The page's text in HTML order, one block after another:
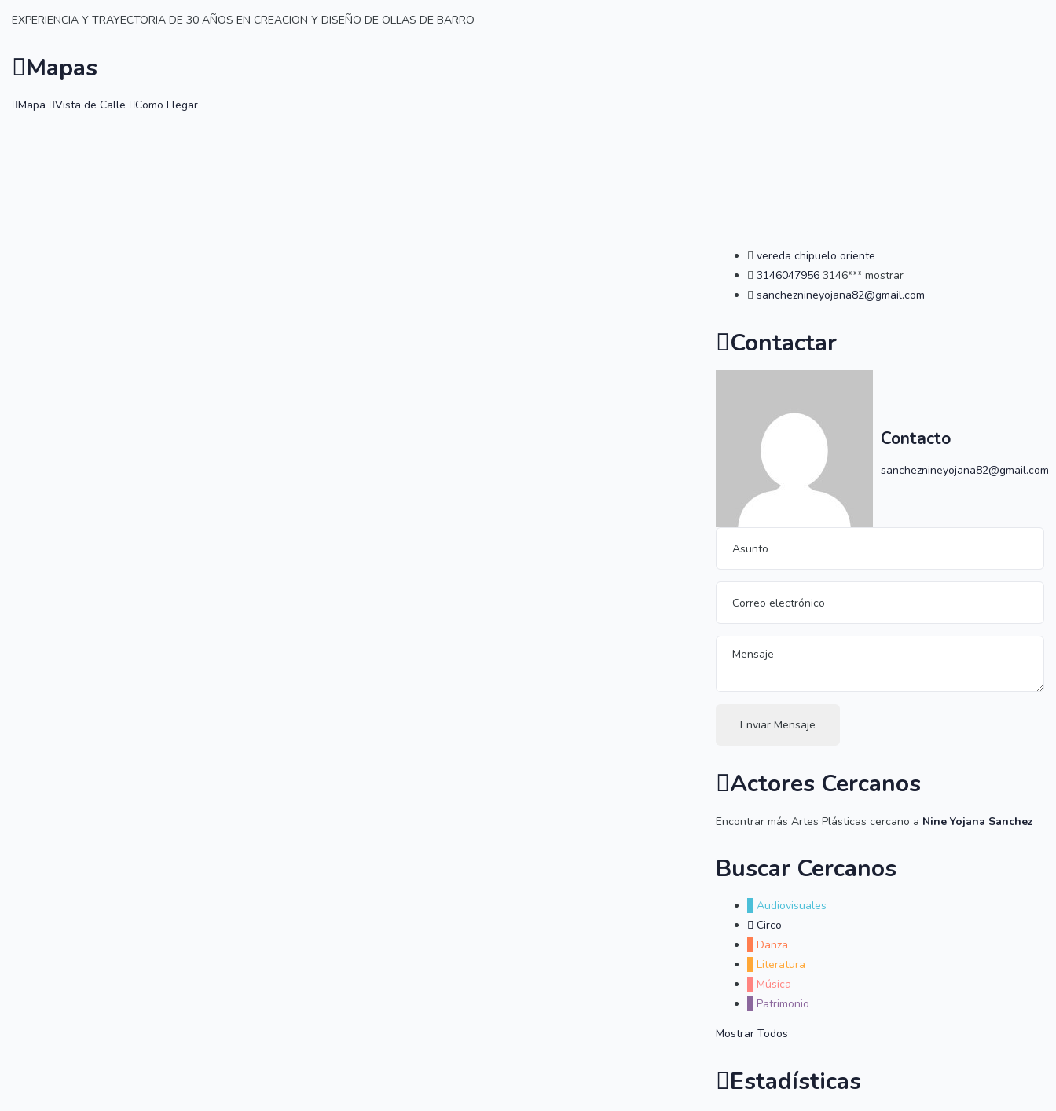
EXPERIENCIA Y TRAYECTORIA DE 30 AÑOS EN CREACION Y DISEÑO DE OLLAS DE BARRO
Mapas
Mapa Vista de Calle Como Llegar
vereda chipuelo oriente
3146047956 3146*** mostrar
sancheznineyojana82@gmail.com
Contactar
Contacto
sancheznineyojana82@gmail.com
Enviar Mensaje
Actores Cercanos
Encontrar más Artes Plásticas cercano a Nine Yojana Sanchez
Buscar Cercanos
Audiovisuales
Circo
Danza
Literatura
Música
Patrimonio
Mostrar Todos
Estadísticas